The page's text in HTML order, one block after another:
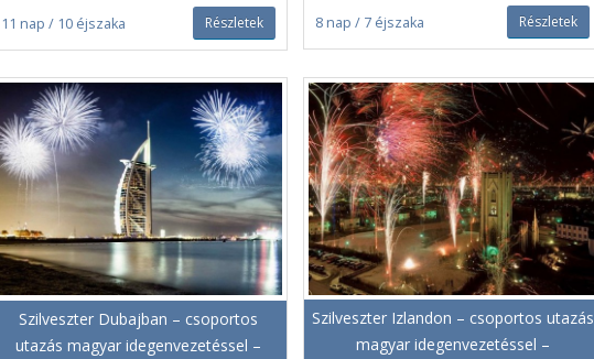
11 nap / 10 éjszaka Részletek 8 nap / 7 éjszaka Részletek
Szilveszter Dubajban – csoportos
utazás magyar idegenvezetéssel –
Szilveszter Izlandon – csoportos utazás
magyar idegenvezetéssel –